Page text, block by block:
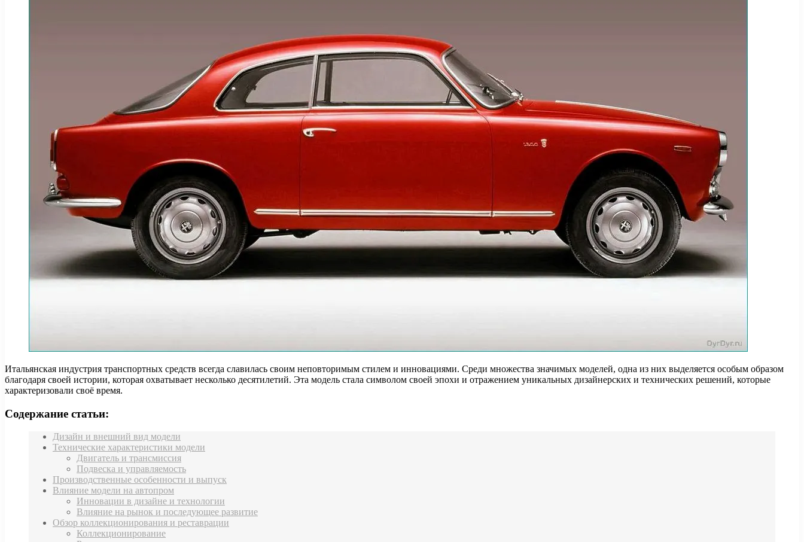
Итальянская индустрия транспортных средств всегда славилась своим неповторимым стилем и инновациями. Среди множества значимых моделей, одна из них выделяется особым образом
благодаря своей истории, которая охватывает несколько десятилетий. Эта модель стала символом своей эпохи и отражением уникальных дизайнерских и технических решений, которые
характеризовали своё время.
Содержание статьи:
Дизайн и внешний вид модели
Технические характеристики модели
Двигатель и трансмиссия
Подвеска и управляемость
Производственные особенности и выпуск
Влияние модели на автопром
Инновации в дизайне и технологии
Влияние на рынок и последующее развитие
Обзор коллекционирования и реставрации
Коллекционирование